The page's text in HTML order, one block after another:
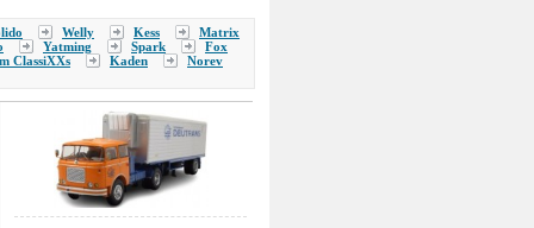
Welly Kess
Matrix
Yatming Spark
Fox
ClassiXXs Kaden
Norev